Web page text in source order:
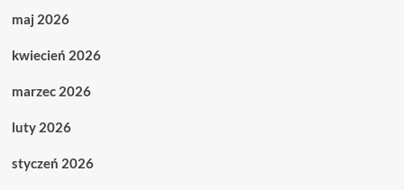
maj 2026
kwiecień 2026
marzec 2026
luty 2026
styczeń 2026